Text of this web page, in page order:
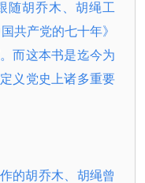
随胡乔木、胡绳工
共产党的七十年》
而这本书是迄今为
义党史上诸多重要
的胡乔木、胡绳曾